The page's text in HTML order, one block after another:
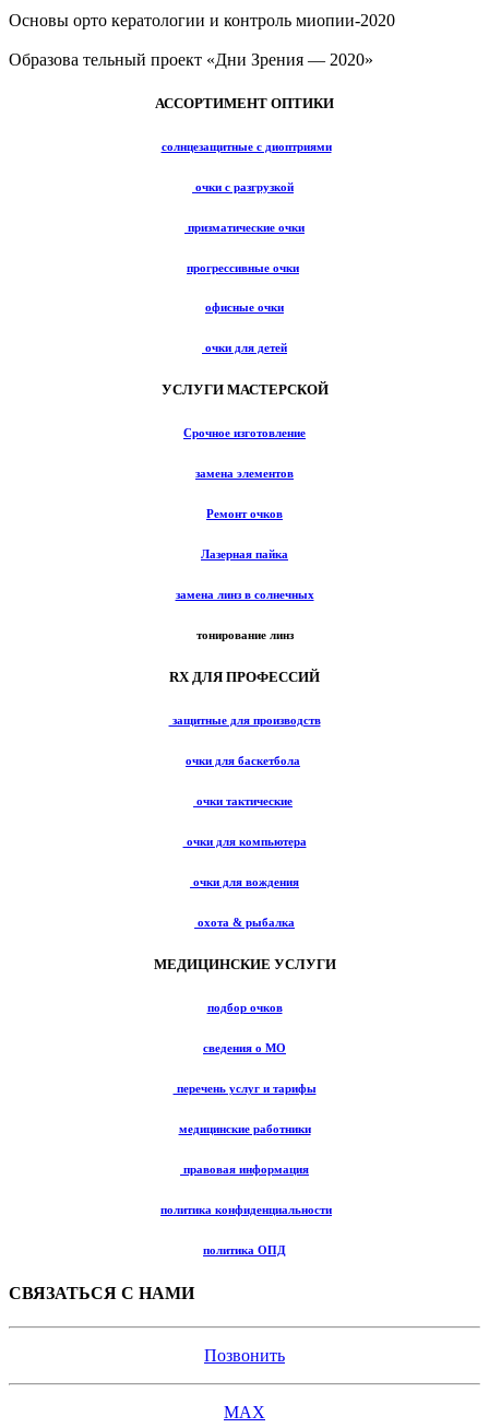
Основы орто кератологии и контроль миопии-2020
Образова тельный проект «Дни Зрения — 2020»
АССОРТИМЕНТ ОПТИКИ
солнцезащитные с диоптриями
очки с разгрузкой
призматические очки
прогрессивные очки
офисные очки
очки для детей
УСЛУГИ МАСТЕРСКОЙ
Срочное изготовление
замена элементов
Ремонт очков
Лазерная пайка
замена линз в солнечных
тонирование линз
RX ДЛЯ ПРОФЕССИЙ
защитные для производств
очки для баскетбола
очки тактические
очки для компьютера
очки для вождения
охота & рыбалка
МЕДИЦИНСКИЕ УСЛУГИ
подбор очков
сведения о МО
перечень услуг и тарифы
медицинские работники
правовая информация
политика конфиденциальности
политика ОПД
СВЯЗАТЬСЯ С НАМИ
Позвонить
MAX